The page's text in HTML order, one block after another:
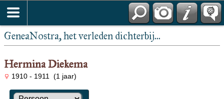
GeneaNostra, het verleden dichterbij...
Hermina Diekema
1910 - 1911 (1 jaar)